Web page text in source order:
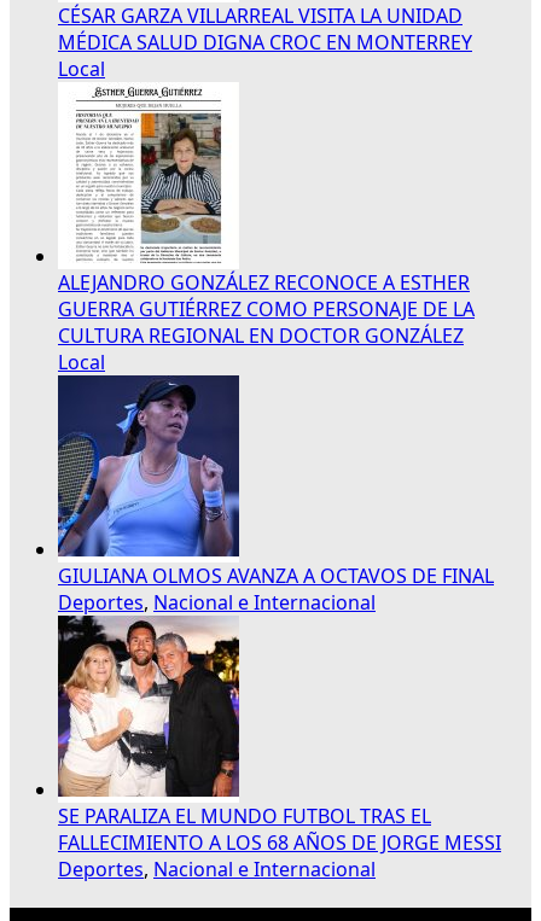
CÉSAR GARZA VILLARREAL VISITA LA UNIDAD
MÉDICA SALUD DIGNA CROC EN MONTERREY
Local
ALEJANDRO GONZÁLEZ RECONOCE A ESTHER
GUERRA GUTIÉRREZ COMO PERSONAJE DE LA
CULTURA REGIONAL EN DOCTOR GONZÁLEZ
Local
GIULIANA OLMOS AVANZA A OCTAVOS DE FINAL
Deportes, Nacional e Internacional
SE PARALIZA EL MUNDO FUTBOL TRAS EL
FALLECIMIENTO A LOS 68 AÑOS DE JORGE MESSI
Deportes, Nacional e Internacional